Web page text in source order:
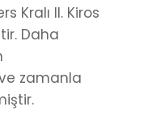
Kralı II. Kiros
Daha
zamanla